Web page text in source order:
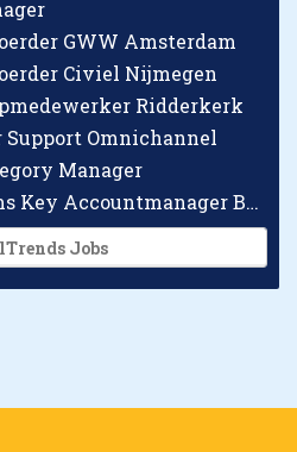
GWW Amsterdam
Civiel Nijmegen
Ridderkerk
Support Omnichannel
Manager
Checkpoint Systems Key Accountmanager Benelux
Jobs